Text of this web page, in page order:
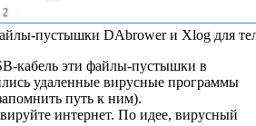
пустышки DAbrower и Xlog для
кабель эти файлы-пустышки в
удаленные вирусные программы
путь к ним).
интернет. По идее, вирусный